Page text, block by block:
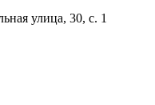
улица, 30, с. 1